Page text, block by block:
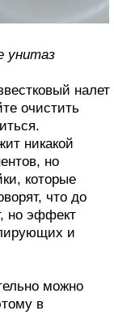
унитаз
налет
очистить
никакой
но
которые
что до
но эффект
и
можно
в